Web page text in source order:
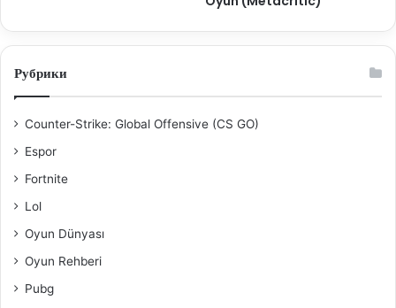
Рубрики
Counter-Strike: Global Offensive (CS GO)
Espor
Fortnite
Lol
Oyun Dünyası
Oyun Rehberi
Pubg